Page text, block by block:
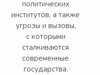
политических
институтов, а также
угрозы и вызовы,
с которыми
сталкиваются
современные
государства.